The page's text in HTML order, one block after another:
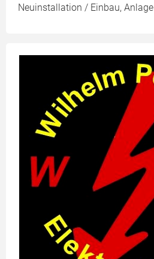
Neuinstallation / Einbau,